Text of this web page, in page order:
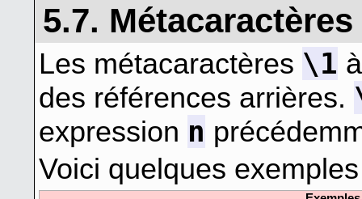
5.7.
Les métacaractères \1
des références arrières.
expression n
Voici quelques